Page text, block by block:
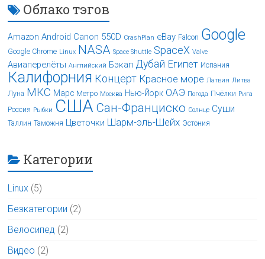
Облако тэгов
Amazon Android Canon 550D CrashPlan eBay Falcon Google
Google Chrome Linux NASA Space Shuttle SpaceX Valve
Авиаперелёты Английский Бэкап Дубай Египет Испания
Калифорния Концерт Красное море Латвия Литва
Луна МКС Марс Метро Москва Нью-Йорк ОАЭ Погода Пчёлки Рига
Россия Рыбки США Сан-Франциско Солнце Суши
Таллин Таможня Цветочки Шарм-эль-Шейх Эстония
Категории
Linux (5)
Безкатегории (2)
Велосипед (2)
Видео (2)